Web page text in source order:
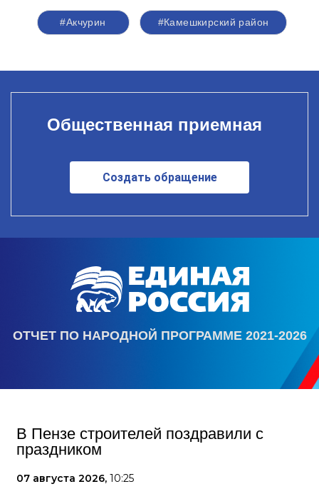
#Акчурин #Камешкирский район
Общественная приемная
Создать обращение
ОТЧЕТ ПО НАРОДНОЙ ПРОГРАММЕ 2021-2026
В Пензе строителей поздравили с
праздником
07 августа 2026, 10:25